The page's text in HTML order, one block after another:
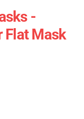
-
Flat Mask